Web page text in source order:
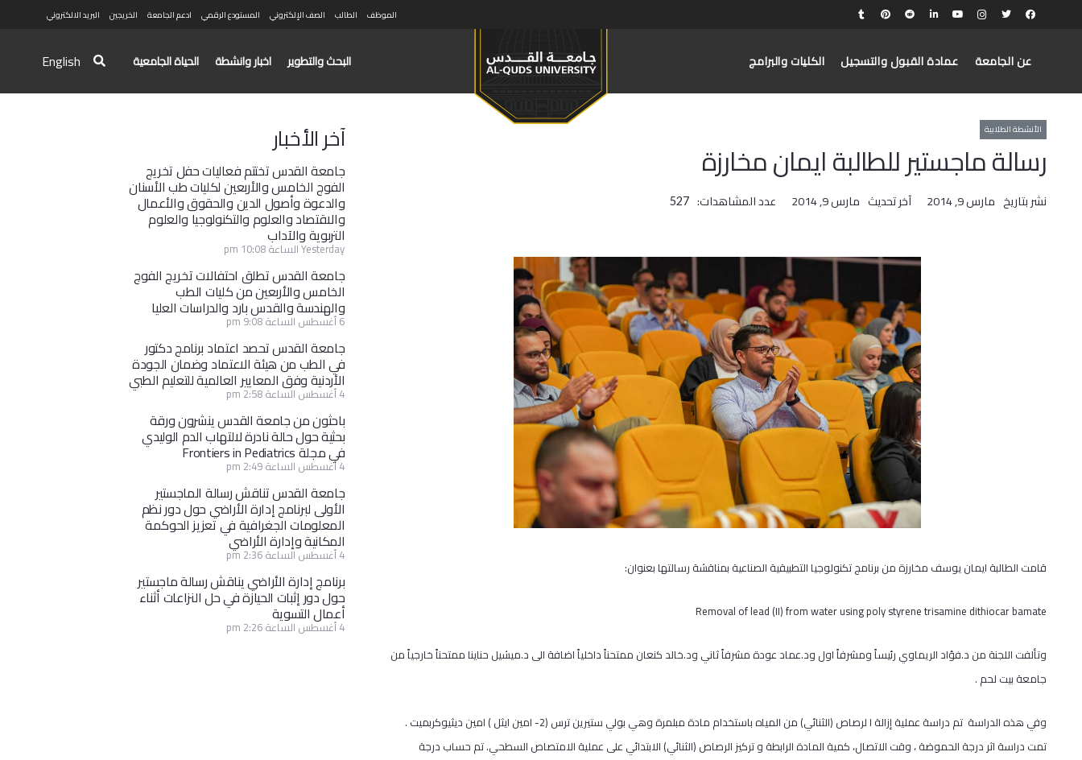
الموظف الطالب الصف الإلكتروني المستودع الرقمي ادعم الجامعة الخريجين البريد الالكتروني
عن الجامعة عمادة القبول والتسجيل الكليات والبرامج البحث والتطوير اخبار وانشطة الحياة الجامعية English
الأنشطة الطلابية
رسالة ماجستير للطالبة ايمان مخارزة
نشر بتاريخ مارس 9, 2014 آخر تحديث مارس 9, 2014 عدد المشاهدات: 527
قامت الطالبة ايمان يوسف مخارزة من برنامج تكنولوجيا التطبيقية الصناعية بمناقشة رسالتها بعنوان:
Removal of lead (II) from water using poly styrene trisamine dithiocar bamate
وتألفت اللجنة من د.فؤاد الريماوي رئيساً ومشرفاً اول ود.عماد عودة مشرفاً ثاني ود.خالد كنعان ممتحناً داخلياً اضافة الى د.ميشيل حناينا ممتحناً خارجياً من
جامعة بيت لحم .
وفي هذه الدراسة تم دراسة عملية إزالة ا لرصاص (الثنائي) من المياه باستخدام مادة مبلمرة وهي بولي ستيرين ترس (2- امين ايثل ) امين ديثيوكربميت .
تمت دراسة اثر درجة الحموضة ، وقت الاتصال، كمية المادة الرابطة و تركيز الرصاص (الثنائي) الابتدائي على عملية الامتصاص السطحي. تم حساب درجة
آخر الأخبار
جامعة القدس تختتم فعاليات حفل تخريج
الفوج الخامس والأربعين لكليات طب الأسنان
والدعوة وأصول الدين والحقوق والأعمال
والاقتصاد والعلوم والتكنولوجيا والعلوم
التربوية والآداب
Yesterday الساعة 10:08 pm
جامعة القدس تطلق احتفالات تخريج الفوج
الخامس والأربعين من كليات الطب
والهندسة والقدس بارد والدراسات العليا
6 أغسطس الساعة 9:08 pm
جامعة القدس تحصد اعتماد برنامج دكتور
في الطب من هيئة الاعتماد وضمان الجودة
الأردنية وفق المعايير العالمية للتعليم الطبي
4 أغسطس الساعة 2:58 pm
باحثون من جامعة القدس ينشرون ورقة
بحثية حول حالة نادرة لالتهاب الدم الوليدي
في مجلة Frontiers in Pediatrics
4 أغسطس الساعة 2:49 pm
جامعة القدس تناقش رسالة الماجستير
الأولى لبرنامج إدارة الأراضي حول دور نظم
المعلومات الجغرافية في تعزيز الحوكمة
المكانية وإدارة الأراضي
4 أغسطس الساعة 2:36 pm
برنامج إدارة الأراضي يناقش رسالة ماجستير
حول دور إثبات الحيازة في حل النزاعات أثناء
أعمال التسوية
4 أغسطس الساعة 2:26 pm